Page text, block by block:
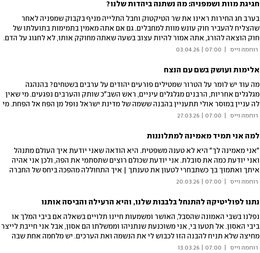
חגיגת מוות ושמפניה: מה נשתנה ביהדות שלנו?
בערב חג החירות ראינו את שר הטיקטוק וחבל התלייה מניף בקבוק שמפניה לאחר
שהצליח להעביר חוק עונש מוות למחבלים. גם אם אתה מאמין בתמימות בתועלתו של
חוק הוצאה להורג, אתה אמור להיות עצוב בשעה שאתה מחוקק אותו, לא לחגוג על הדם.
בחגיגה השבוע הראה לנו השר דוגמה מבחילה למה שהשתנה ביהדות ובישראליוּת שלנו
רוחמה וייס 07:00 | 03.04.26
אלימות ועושק בשם עם הנצח
מה עוד יש לומר על הטרור שמטילים פורעים יהודים על ערבים בשטחים? בהנהגה
מגלגלים אחריות, הרבנים מגלגלים עיניים, ראש השב"כ שותק והערבים נפגעים. מי שאין
לה עניין במוסר אולי תתעניין בהבנה ששמה של מדינת ישראל נופל מן הפח אל הפחת. מי
ישמע את זעקת הדל?
רוחמה וייס 07:00 | 27.03.26
למה אני תמיד מאמינה למתלוננות
"אני מאמינה לך" היא לא טענה משפטית. היא הודאה שאני יודעת איך העולם מתנהל
ואני יודעת כמה את סובלת. אני יודעת שכולם רוצים שתסתמי את הפה, ולכן אני אהיה
איתך ואתמוך בך כשתבחרי לטעון את טענתך | איך התחוללה מהפכה ביחס של החברה
לגילוי עריות, ואיך אגדת חז"ל על יוכבד ומרים משקפת שתי דרכים למאבק בפטריארכיה?
רוחמה וייס 07:00 | 20.03.26
נתנו לפוליטיקה להתנחל בלבבות שלנו, והיא הרעילה והביסה אותנו
נפלנו בשבי האמונה שהסבל, האושר ומשמעות חיינו תלויים בשאלה אם ביבי המלך או
ביבי האסון. אל תטעו בי, אני משוכנעת שנתניהו וממשלתו הם אסון, אבל אני חייבת לייצר
מחיצה שלא תניח להבנה הזו לכבוש לי את הנשמה ואת הערכים. יש מלחמה אחת שבה
אנצח: המלחמה על שמירת הנשמה שלי משנאה
רוחמה וייס 07:00 | 13.03.26